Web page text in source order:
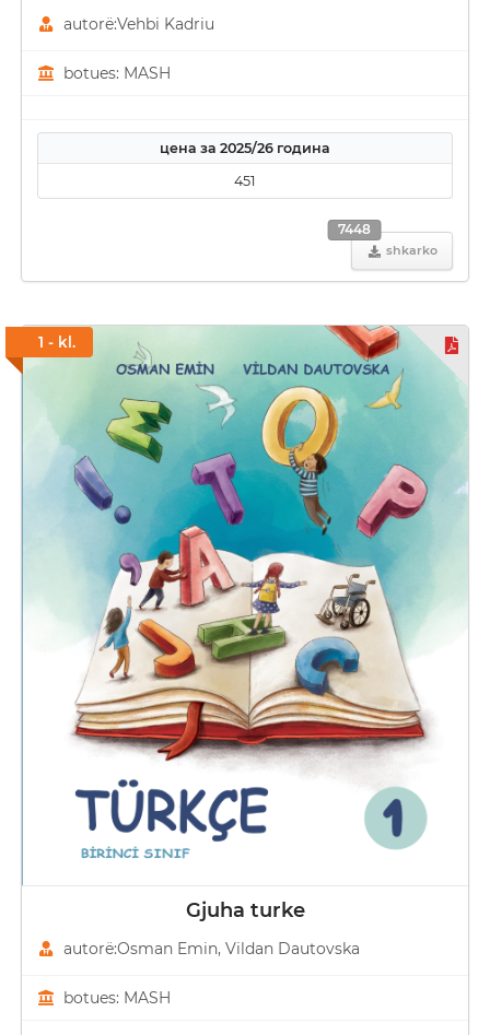
autorë:Vehbi Kadriu
botues: MASH
цена за 2025/26 година
451
shkarko
7448
1 - kl.
Gjuha turke
autorë:Osman Emin, Vildan Dautovska
botues: MASH